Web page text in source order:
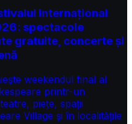
Internațional
spectacole
gratuite, concerte și
weekendul final al
printr-un
piețe, spații
Village și în localitățile